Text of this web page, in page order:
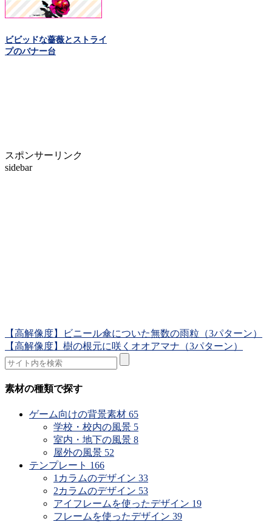
ビビッドな薔薇とストライ
プのバナー台
スポンサーリンク
sidebar
【高解像度】ビニール傘についた無数の雨粒（3パターン）
【高解像度】樹の根元に咲くオオアマナ（3パターン）
素材の種類で探す
ゲーム向けの背景素材 65
学校・校内の風景 5
室内・地下の風景 8
屋外の風景 52
テンプレート 166
1カラムのデザイン 33
2カラムのデザイン 53
アイフレームを使ったデザイン 19
フレームを使ったデザイン 39